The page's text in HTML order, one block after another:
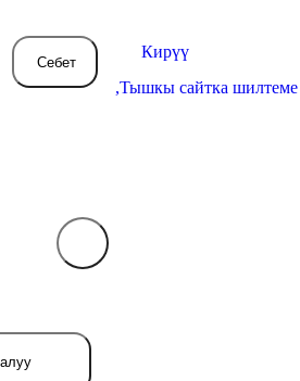
Себет
Кирүү
,Тышкы сайтка шилтеме